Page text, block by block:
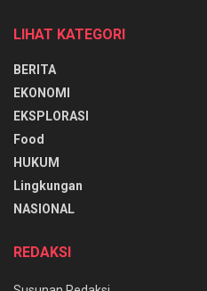
LIHAT KATEGORI
BERITA
EKONOMI
EKSPLORASI
Food
HUKUM
Lingkungan
NASIONAL
REDAKSI